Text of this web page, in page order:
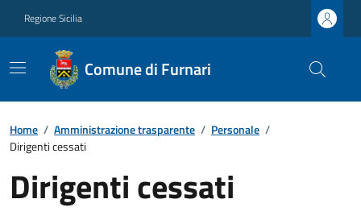
Regione Sicilia
Comune di Furnari
Home / Amministrazione trasparente / Personale /
Dirigenti cessati
Dirigenti cessati